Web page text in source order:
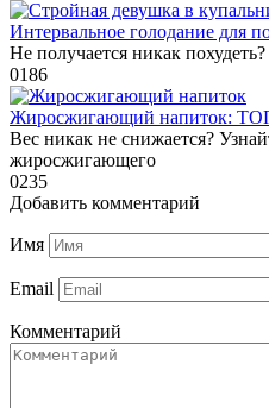
Интервальное голодание для
Не получается никак
0186
Жиросжигающий напиток:
Вес никак не снижается?
жиросжигающего
0235
Добавить комментарий
Имя
Email
Комментарий